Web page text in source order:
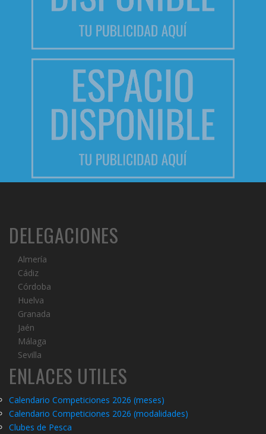
DELEGACIONES
Almería
Cádiz
Córdoba
Huelva
Granada
Jaén
Málaga
Sevilla
ENLACES UTILES
Calendario Competiciones 2026 (meses)
Calendario Competiciones 2026 (modalidades)
Clubes de Pesca